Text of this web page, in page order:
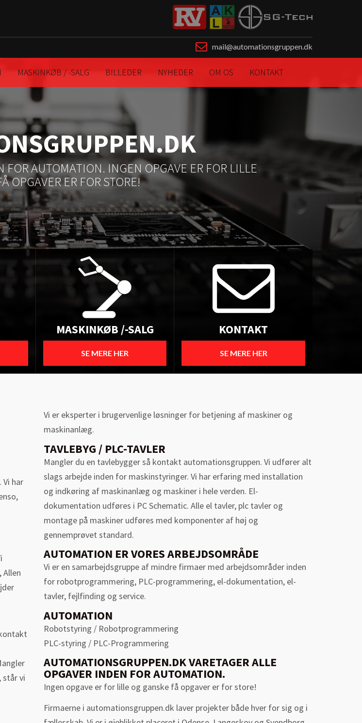
mail@automationsgruppen.dk
MASKINKØB / -SALG BILLEDER NYHEDER OM OS KONTAKT
FOR AUTOMATION. INGEN OPGAVE ER FOR LILLE
OPGAVER ER FOR STORE!
MASKINKØB /-SALG
SE MERE HER
KONTAKT
SE MERE HER
har
Allen
står vi
Vi er eksperter i brugervenlige løsninger for betjening af maskiner og
maskinanlæg.
TAVLEBYG / PLC-TAVLER
Mangler du en tavlebygger så kontakt automationsgruppen. Vi udfører alt
slags arbejde inden for maskinstyringer. Vi har erfaring med installation
og indkøring af maskinanlæg og maskiner i hele verden. El-
dokumentation udføres i PC Schematic. Alle el tavler, plc tavler og
montage på maskiner udføres med komponenter af høj og
gennemprøvet standard.
AUTOMATION ER VORES ARBEJDSOMRÅDE
Vi er en samarbejdsgruppe af mindre firmaer med arbejdsområder inden
for robotprogrammering, PLC-programmering, el-dokumentation, el-
tavler, fejlfinding og service.
AUTOMATION
Robotstyring / Robotprogrammering
PLC-styring / PLC-Programmering
AUTOMATIONSGRUPPEN.DK VARETAGER ALLE
OPGAVER INDEN FOR AUTOMATION.
Ingen opgave er for lille og ganske få opgaver er for store!
Firmaerne i automationsgruppen.dk laver projekter både hver for sig og i